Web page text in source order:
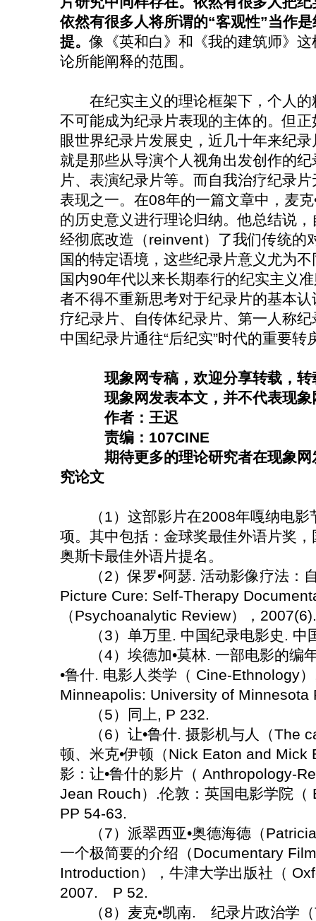
依然有很多人将所谓的“客观性”当作
提。像《英和白》和《我的建筑师》
论所能阐释的范围。
在纪实主义的理论框架下，个人的
不可能成为纪录片表现的主体的。但
眼世界纪录片发展史，近几十年来纪
就是那些从导演个人视角出发创作的
片、表演纪录片等。而自我治疗纪录
表现之一。在08年的一篇文章中，麦
的历史意义进行理论归纳。他总结说
经彻底改造（reinvent）了我们传统的
国的特定语境，这些纪录片意义尤为
国内90年代以来长期奉行的纪实主义
者不得不重新思考对于纪录片的基本
疗纪录片、自传体纪录片、第一人称
中国纪录片通往“后纪实”时代的重要转
现象网专稿，欢迎分享转载，转
现象网发表本文，并不代表现象
作者：王迟
责编：107CINE
期待更多的理论研究者在现象网
究论文
（1）这部影片在2008年嘎纳电影
项。其中包括：金球奖最佳外语片奖
奥斯卡最佳外语片提名。
（2）保罗•阿瑟. 活动影像疗法：
Picture Cure: Self-Therapy
（Psychoanalytic Review），
（3）单万里. 中国纪录电影史. 中
（4）埃德加•莫林. 一部电影的编
•鲁什. 电影人类学（ Cine-Ethnology
Minneapolis: University of Minnesota
（5）同上, P 232.
（6）让•鲁什. 摄影机与人（The
顿、米克•伊顿（Nick Eaton and Mick
影：让•鲁什的影片（ Anthropology-
Jean Rouch）.伦敦：英国电影学院
PP 54-63.
（7）派翠西亚•奥德海德（
一个极简要的介绍（Documentary
Introduction），牛津大学出版社（
2007. P 52.
（8）麦克•凯南. 纪录片政治学（